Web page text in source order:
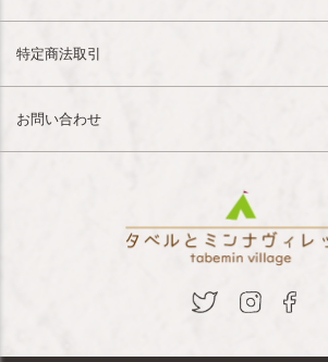
特定商法取引
お問い合わせ